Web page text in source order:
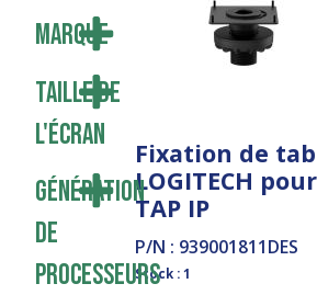
Marque
Taille de
l'écran
Génération
de
processeurs
Fixation de
LOGITECH
TAP IP
P/N : 939001811DES
Stock : 1